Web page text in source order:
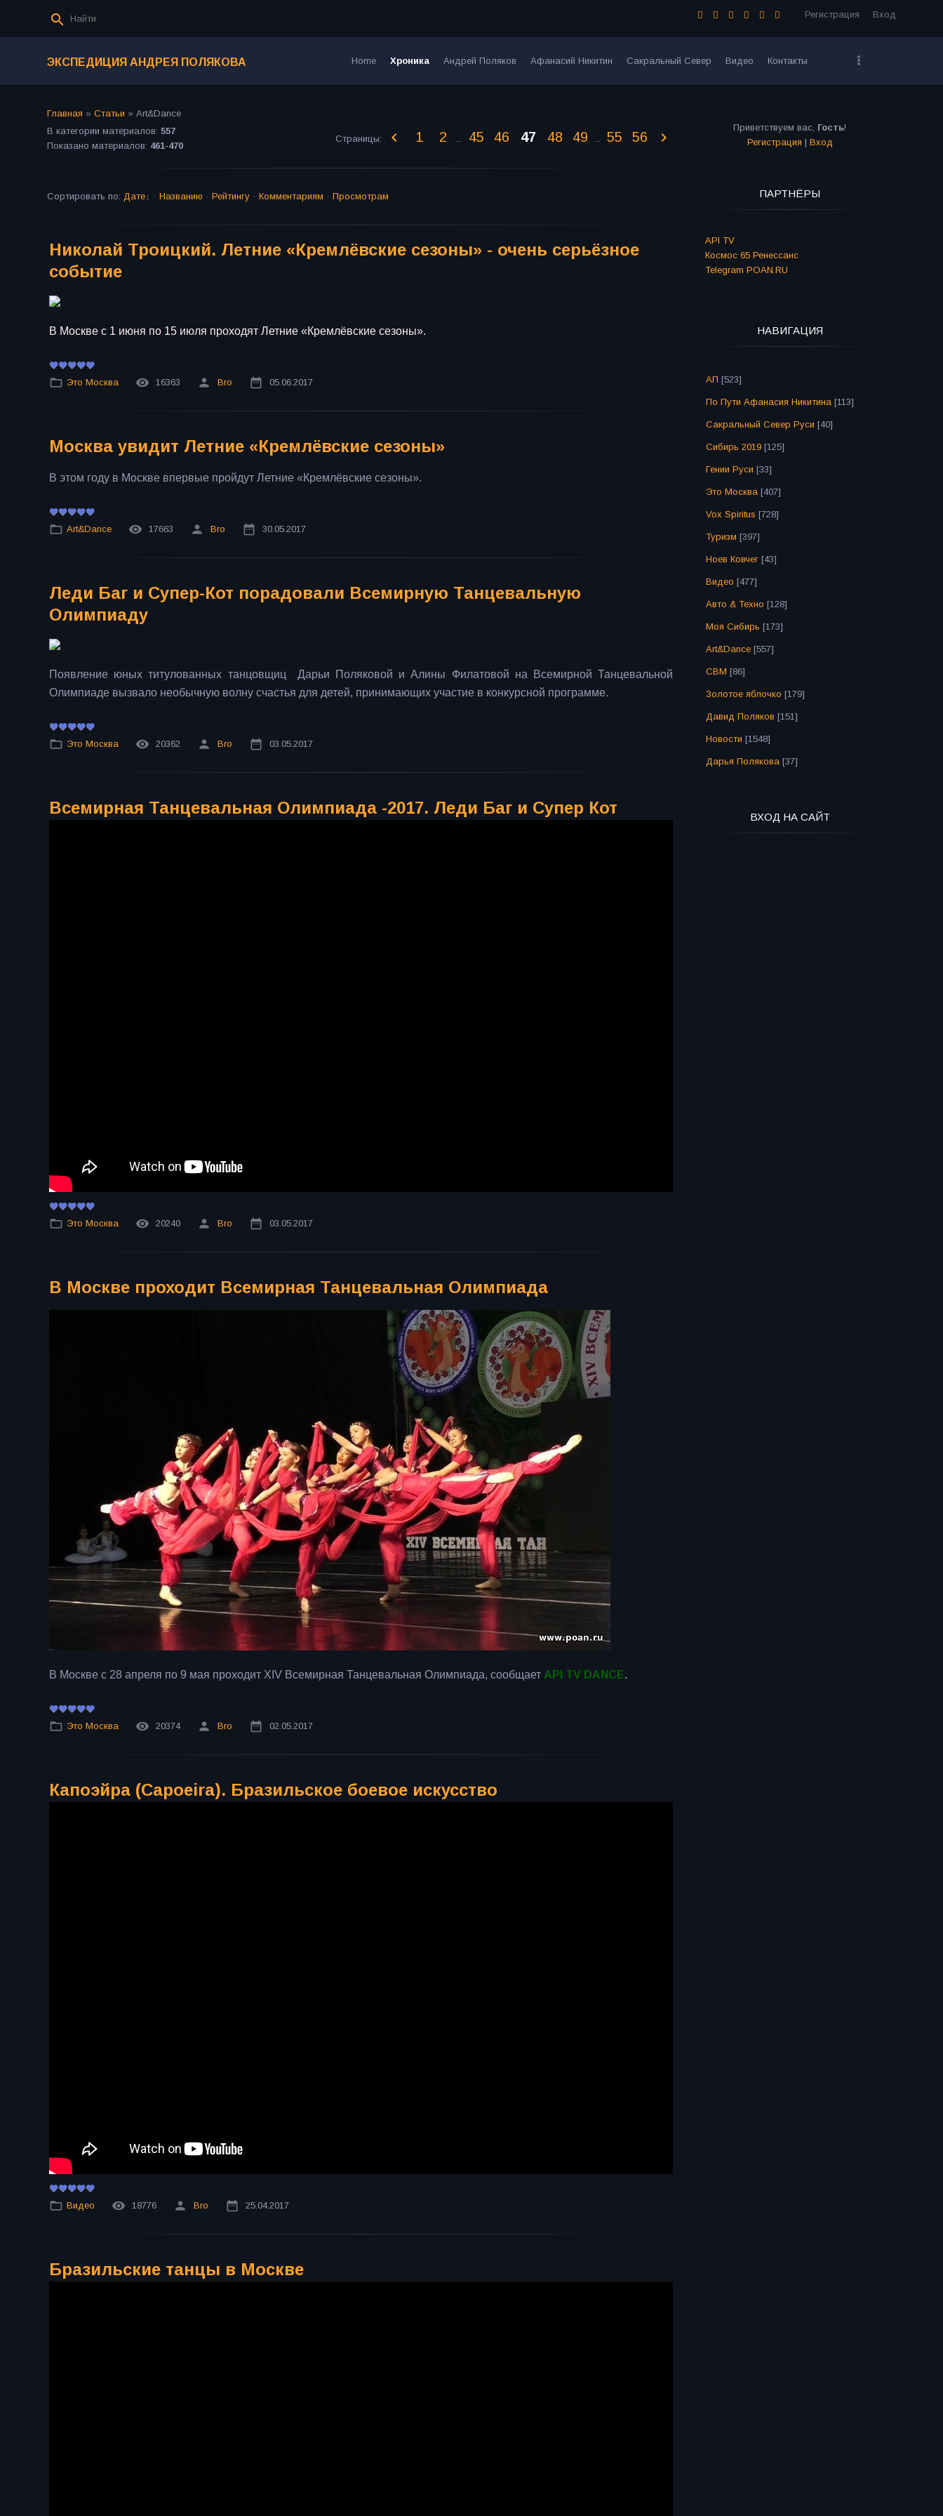
Регистрация Вход
ЭКСПЕДИЦИЯ АНДРЕЯ ПОЛЯКОВА Home Хроника Андрей Поляков Афанасий Никитин Сакральный Север Видео Контакты
Главная » Статьи » Art&Dance
В категории материалов: 557
Показано материалов: 461-470
Страницы: 1 2 ... 45 46 47 48 49 ... 55 56
Сортировать по: Дате · Названию · Рейтингу · Комментариям · Просмотрам
Николай Троицкий. Летние «Кремлёвские сезоны» - очень серьёзное
событие
В Москве с 1 июня по 15 июля проходят Летние «Кремлёвские сезоны».
Это Москва 16363 Bro 05.06.2017
Москва увидит Летние «Кремлёвские сезоны»
В этом году в Москве впервые пройдут Летние «Кремлёвские сезоны».
Art&Dance 17663 Bro 30.05.2017
Леди Баг и Супер-Кот порадовали Всемирную Танцевальную
Олимпиаду
Появление юных титулованных танцовщиц Дарьи Поляковой и Алины Филатовой на Всемирной Танцевальной
Олимпиаде вызвало необычную волну счастья для детей, принимающих участие в конкурсной программе.
Это Москва 20362 Bro 03.05.2017
Всемирная Танцевальная Олимпиада -2017. Леди Баг и Супер Кот
Это Москва 20240 Bro 03.05.2017
В Москве проходит Всемирная Танцевальная Олимпиада
В Москве с 28 апреля по 9 мая проходит XIV Всемирная Танцевальная Олимпиада, сообщает API TV DANCE.
Это Москва 20374 Bro 02.05.2017
Капоэйра (Capoeira). Бразильское боевое искусство
Видео 18776 Bro 25.04.2017
Бразильские танцы в Москве
Приветствуем вас, Гость!
Регистрация | Вход
ПАРТНЁРЫ
API TV
Космос 65 Ренессанс
Telegram POAN.RU
НАВИГАЦИЯ
АП [523]
По Пути Афанасия Никитина [113]
Сакральный Север Руси [40]
Сибирь 2019 [125]
Гении Руси [33]
Это Москва [407]
Vox Spiritus [728]
Туризм [397]
Ноев Ковчег [43]
Видео [477]
Авто & Техно [128]
Моя Сибирь [173]
Art&Dance [557]
СВМ [86]
Золотое яблочко [179]
Давид Поляков [151]
Новости [1548]
Дарья Полякова [37]
ВХОД НА САЙТ